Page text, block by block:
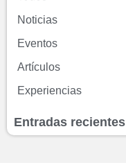
Noticias
Eventos
Artículos
Experiencias
Entradas recientes